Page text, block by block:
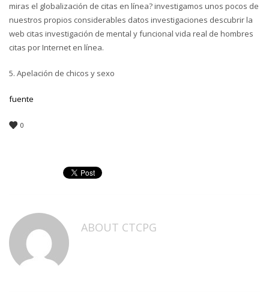
miras el globalización de citas en línea? investigamos unos pocos de
nuestros propios considerables datos investigaciones descubrir la
web citas investigación de mental y funcional vida real de hombres
citas por Internet en línea.
5. Apelación de chicos y sexo
fuente
0
ABOUT CTCPG